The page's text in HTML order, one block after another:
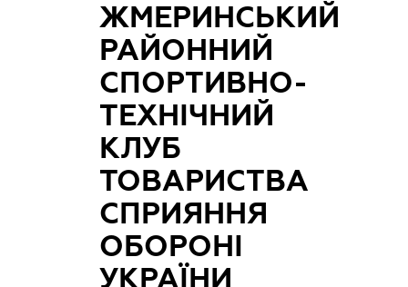
ЖМЕРИНСЬКИЙ
РАЙОННИЙ
СПОРТИВНО-
ТЕХНІЧНИЙ
КЛУБ
ТОВАРИСТВА
СПРИЯННЯ
ОБОРОНІ
УКРАЇНИ